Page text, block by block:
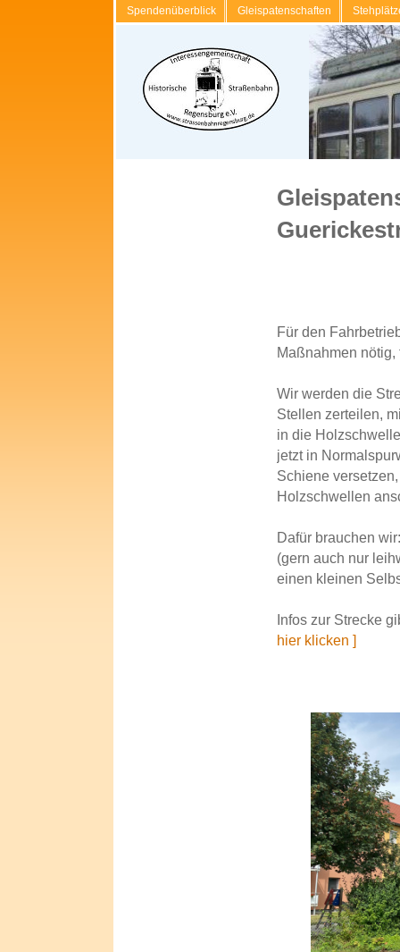
Spendenüberblick Gleispatenschaften
Für den
Maßnahmen
Wir werden die
Stellen zerteilen,
in die
jetzt in
Schiene
Holzschwellen
Dafür brauchen
(gern auch nur
einen kleinen
Infos zur Strecke
hier klicken ]